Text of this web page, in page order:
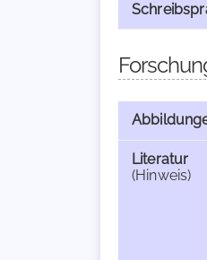
Literatur
(Hinweis)